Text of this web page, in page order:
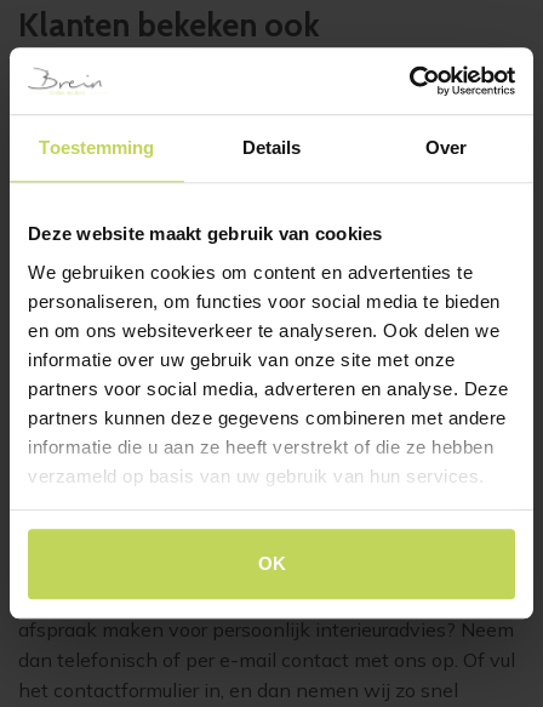
Toestemming Details Over
Deze website maakt gebruik van cookies
We gebruiken cookies om content en advertenties te
personaliseren, om functies voor social media te bieden
en om ons websiteverkeer te analyseren. Ook delen we
informatie over uw gebruik van onze site met onze
partners voor social media, adverteren en analyse. Deze
partners kunnen deze gegevens combineren met andere
informatie die u aan ze heeft verstrekt of die ze hebben
verzameld op basis van uw gebruik van hun services.
OK
Klanten bekeken ook
Xooon eetkamerstoel
JUNE groen
XOOON
€ 299,- Oorspronkelijke
prijs
was:
€ 229,- Huidige
prijs
is:
latte
Trendhopper
€ 139,-
Heb je vragen over ons aanbod of wil je graag een
afspraak maken voor persoonlijk interieuradvies? Neem
dan telefonisch of per e-mail contact met ons op. Of vul
het contactformulier in, en dan nemen wij zo snel